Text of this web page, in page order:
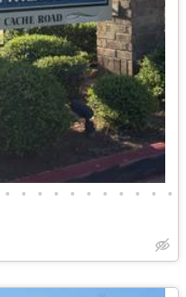
• • • • • • • • • • •